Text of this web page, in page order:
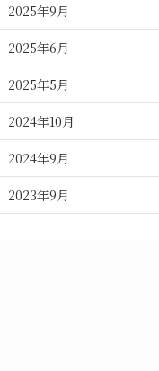
2025年9月
2025年6月
2025年5月
2024年10月
2024年9月
2023年9月